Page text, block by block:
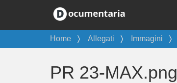
T
u
e
Home Allegati Immagini
PR 23-MAX.png